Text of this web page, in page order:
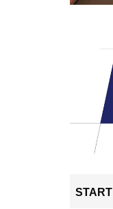
START